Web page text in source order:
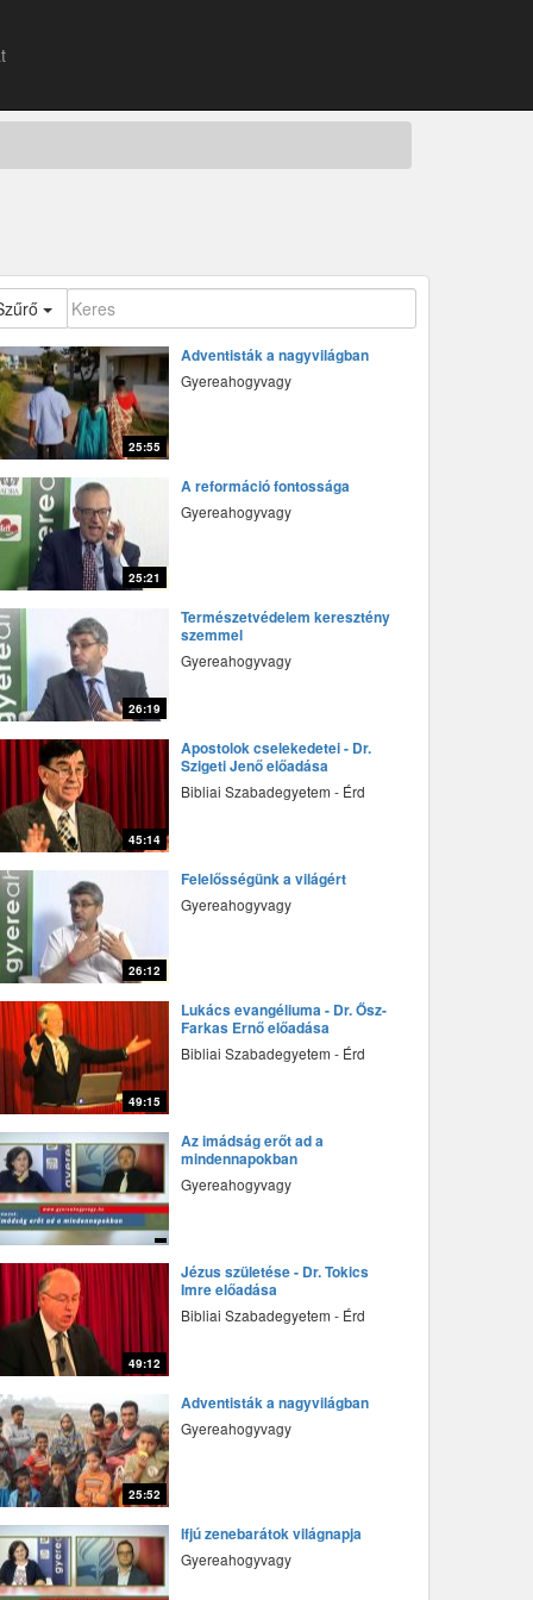
25:55
Adventisták a nagyvilágban
Gyereahogyvagy
25:21
A reformáció fontossága
Gyereahogyvagy
26:19
fff
Természetvédelem keresztény
szemmel
Gyereahogyvagy
45:14
Apostolok cselekedetei - Dr.
Szigeti Jenő előadása
Bibliai Szabadegyetem - Érd
26:12
fff
Felelősségünk a világért
Gyereahogyvagy
49:15
fff
Lukács evangéliuma - Dr. Ősz-
Farkas Ernő előadása
Bibliai Szabadegyetem - Érd
fff
Az imádság erőt ad a
mindennapokban
Gyereahogyvagy
49:12
Jézus születése - Dr. Tokics
Imre előadása
Bibliai Szabadegyetem - Érd
25:52
fff
Adventisták a nagyvilágban
Gyereahogyvagy
Ifjú zenebarátok világnapja
Gyereahogyvagy